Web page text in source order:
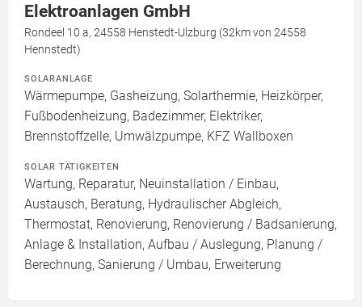
Elektroanlagen GmbH
Rondeel 10 a, 24558 Henstedt-Ulzburg (32km von 24558
Hennstedt)
SOLARANLAGE
Wärmepumpe, Gasheizung, Solarthermie, Heizkörper,
Fußbodenheizung, Badezimmer, Elektriker,
Brennstoffzelle, Umwälzpumpe, KFZ Wallboxen
SOLAR TÄTIGKEITEN
Wartung, Reparatur, Neuinstallation / Einbau,
Austausch, Beratung, Hydraulischer Abgleich,
Thermostat, Renovierung, Renovierung / Badsanierung,
Anlage & Installation, Aufbau / Auslegung, Planung /
Berechnung, Sanierung / Umbau, Erweiterung